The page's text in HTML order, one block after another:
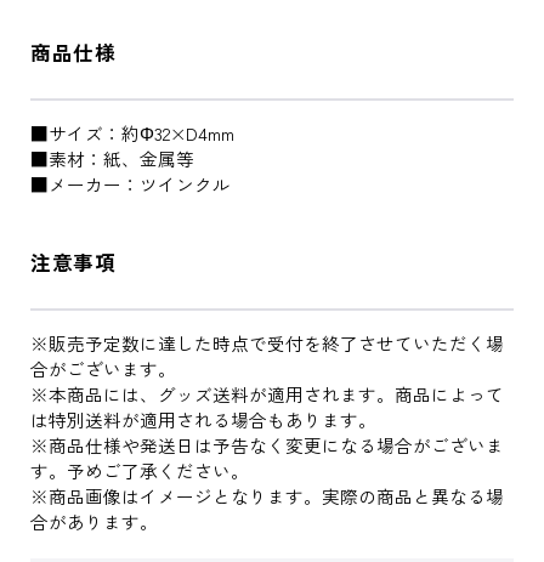
商品仕様
■サイズ：約Φ32×D4mm
■素材：紙、金属等
■メーカー：ツインクル
注意事項
※販売予定数に達した時点で受付を終了させていただく場
合がございます。
※本商品には、グッズ送料が適用されます。商品によって
は特別送料が適用される場合もあります。
※商品仕様や発送日は予告なく変更になる場合がございま
す。予めご了承ください。
※商品画像はイメージとなります。実際の商品と異なる場
合があります。